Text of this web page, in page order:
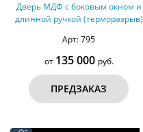
Дверь МДФ с боковым окном и
длинной ручкой (терморазрыв)
Арт: 795
от 135 000 руб.
ПРЕДЗАКАЗ